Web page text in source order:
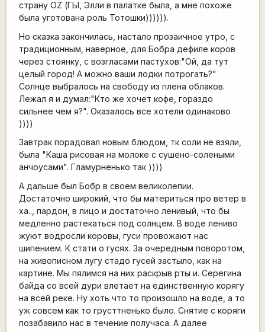
страну OZ (ГЫ, Элли в палатке была, а мне похоже
была уготована роль Тотошки)))))).
Но сказка закончилась, настало прозаичное утро, с
традиционным, наверное, для Бобра дефиле коров
через стоянку, с возгласами пастухов:"Ой, да тут
целый город! А можно ваши лодки потрогать?"
Солнце выбралось на свободу из плена облаков.
Лежал я и думал:"Кто же хочет кофе, гораздо
сильнее чем я?". Оказалось все хотели одинаково
))))
Завтрак порадовал новым блюдом, тк соли не взяли,
была "Каша рисовая на молоке с сушено-солеными
анчоусами". Гламурненько так ))))
А дальше был Бобр в своем великолепии.
Достаточно широкий, что бы материться про ветер в
ха.., пардон, в лицо и достаточно ленивый, что бы
медленно растекаться под солнцем. В воде лениво
жуют водросли коровы, гуси провожают нас
шипением. К стати о гусях. За очередным поворотом,
на живописном лугу стадо гусей застыло, как на
картине. Мы пялимся на них раскрыв рты и. Серегина
байда со всей дури влетает на единственную корягу
на всей реке. Ну хоть что то произошло на воде, а то
уж совсем как то грусттненько было. Снятие с коряги
позабавило нас в течение получаса. А далее